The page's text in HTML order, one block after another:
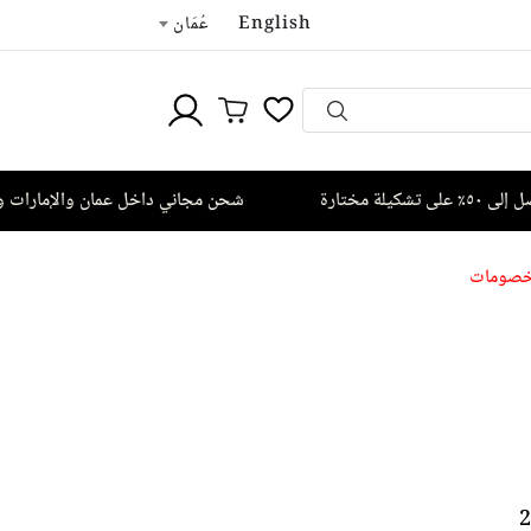
English عُمَان
شحن مجاني داخل عمان والإمارات